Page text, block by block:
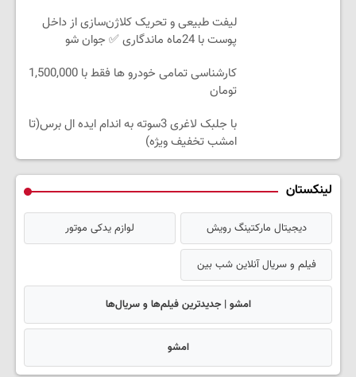
لیفت طبیعی و تحریک کلاژن‌سازی از داخل
پوست با 24ماه ماندگاری ✅ جوان شو
کارشناسی تمامی خودرو ها فقط با 1,500,000
تومان
با جلبک لاغری 3سوته به اندام ایده ال برس(تا
امشب تخفیف ویژه)
لینکستان
دیجیتال مارکتینگ رویش لوازم یدکی موتور
فیلم و سریال آنلاین شب بین
امشو | جدیدترین فیلم‌ها و سریال‌ها
امشو